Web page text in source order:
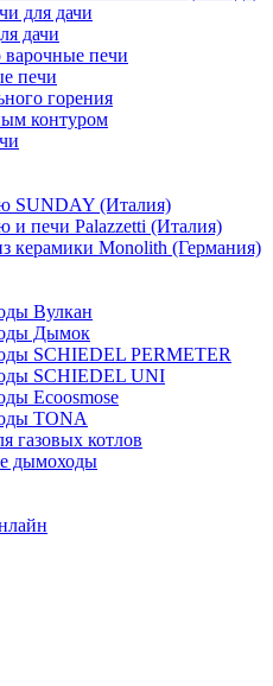
для дачи
дачи
печи
печи
горения
контуром
SUNDAY (Италия)
и печи Palazzetti (Италия)
керамики Monolith (Германия)
Вулкан
Дымок
SCHIEDEL PERMETER
SCHIEDEL UNI
Ecoosmose
TONA
газовых котлов
дымоходы